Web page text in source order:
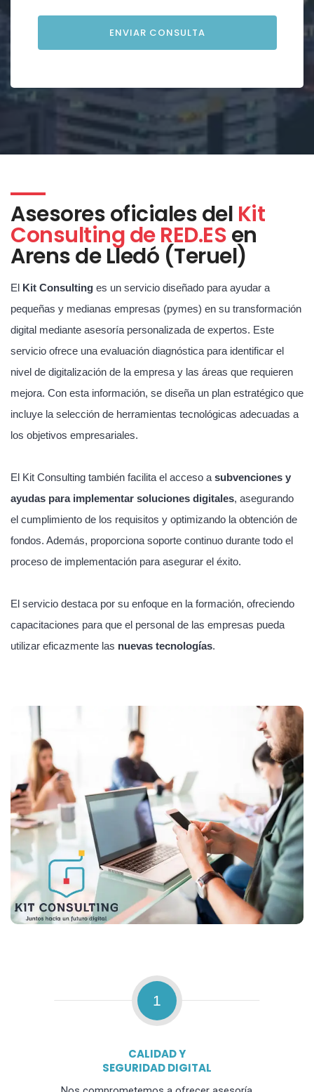
Asesores oficiales del Kit
Consulting de RED.ESen
Arens de Lledó (Teruel)
El Kit Consulting es un servicio diseñado para ayudar a
pequeñas y medianas empresas (pymes) en su transformación
digital mediante asesoría personalizada de expertos. Este
servicio ofrece una evaluación diagnóstica para identificar el
nivel de digitalización de la empresa y las áreas que requieren
mejora. Con esta información, se diseña un plan estratégico que
incluye la selección de herramientas tecnológicas adecuadas a
los objetivos empresariales.
El Kit Consulting también facilita el acceso a subvenciones y
ayudas para implementar soluciones digitales, asegurando
el cumplimiento de los requisitos y optimizando la obtención de
fondos. Además, proporciona soporte continuo durante todo el
proceso de implementación para asegurar el éxito.
El servicio destaca por su enfoque en la formación, ofreciendo
capacitaciones para que el personal de las empresas pueda
utilizar eficazmente las nuevas tecnologías.
1
CALIDAD Y
SEGURIDAD DIGITAL